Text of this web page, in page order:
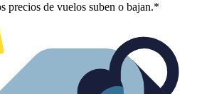
precios de vuelos suben o bajan.*